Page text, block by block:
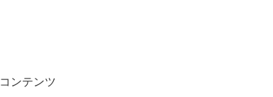
コンテンツ